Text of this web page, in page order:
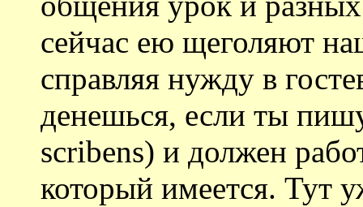
сейчас ею щеголяют
справляя нужду в
денешься, если ты
scribens) и должен
который имеется. Тут